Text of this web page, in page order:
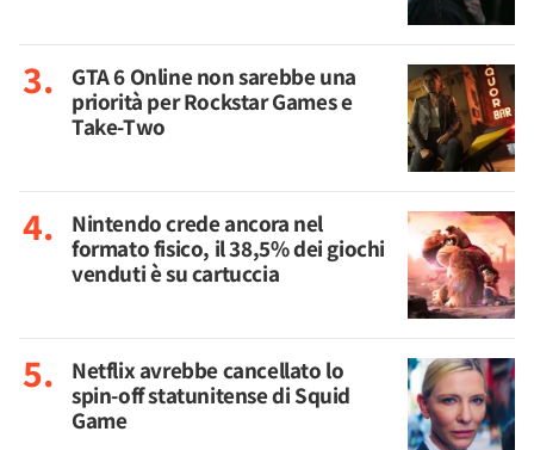
GTA 6 Online non sarebbe una
priorità per Rockstar Games e
Take-Two
Nintendo crede ancora nel
formato fisico, il 38,5% dei giochi
venduti è su cartuccia
Netflix avrebbe cancellato lo
spin-off statunitense di Squid
Game